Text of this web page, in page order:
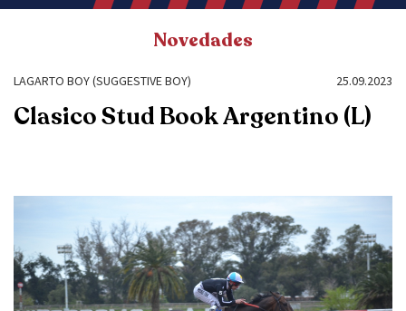
Novedades
LAGARTO BOY (SUGGESTIVE BOY) 25.09.2023
Clasico Stud Book Argentino (L)